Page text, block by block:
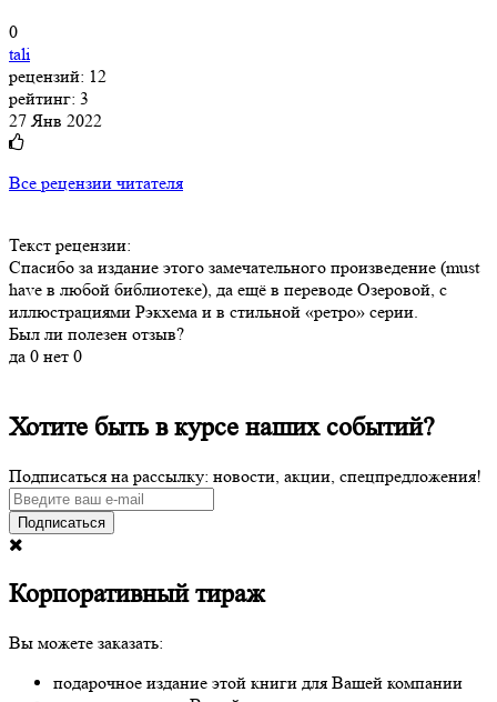
0
tali
рецензий: 12
рейтинг: 3
27 Янв 2022
Все рецензии читателя
Текст рецензии:
Спасибо за издание этого замечательного произведение (must
have в любой библиотеке), да ещё в переводе Озеровой, с
иллюстрациями Рэкхема и в стильной «ретро» серии.
Был ли полезен отзыв?
да 0 нет 0
Хотите быть в курсе наших событий?
Подписаться на рассылку: новости, акции, спецпредложения!
Подписаться
Корпоративный тираж
Вы можете заказать:
подарочное издание этой книги для Вашей компании